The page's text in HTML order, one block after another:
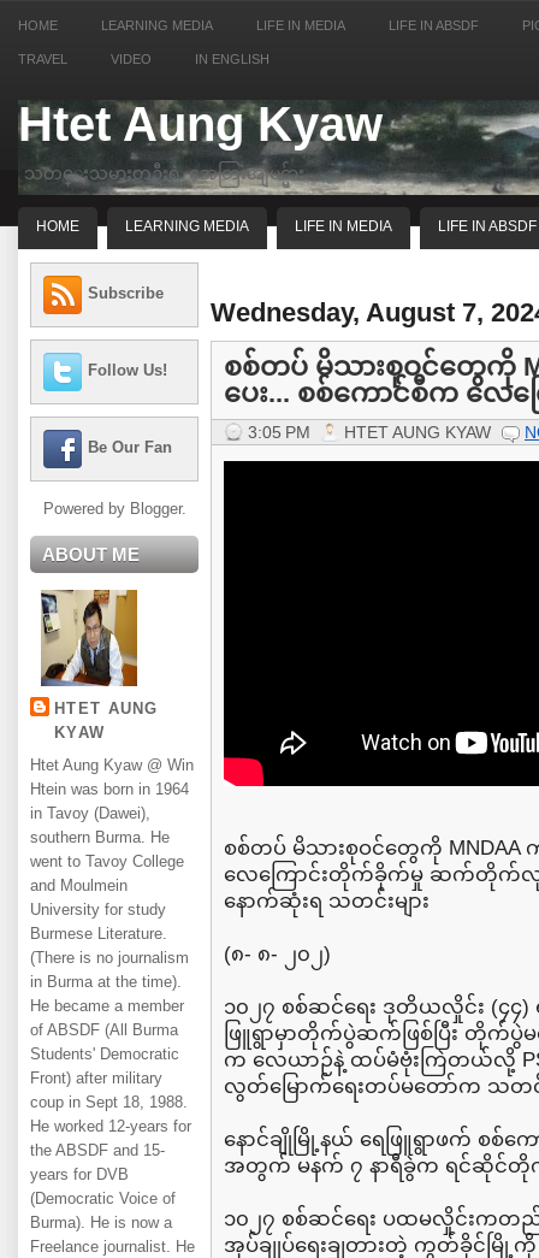
HOME LEARNING MEDIA LIFE IN MEDIA LIFE IN ABSDF
TRAVEL VIDEO IN ENGLISH
Htet Aung Kyaw
သတင္းသမားတဦးရဲ့ အေတြးအျမင္မ်ား
HOME LEARNING MEDIA LIFE IN MEDIA LIFE IN ABSDF
Subscribe
Follow Us!
Be Our Fan
Powered by Blogger.
ABOUT ME
HTET AUNG
KYAW
Htet Aung Kyaw @ Win
Htein was born in 1964
in Tavoy (Dawei),
southern Burma. He
went to Tavoy College
and Moulmein
University for study
Burmese Literature.
(There is no journalism
in Burma at the time).
He became a member
of ABSDF (All Burma
Students' Democratic
Front) after military
coup in Sept 18, 1988.
He worked 12-years for
the ABSDF and 15-
years for DVB
(Democratic Voice of
Burma). He is now a
Freelance journalist. He
Wednesday, August 7,
စစ်တပ် မိသားစုဝင်တွေကို
ပေး... စစ်ကောင်စီက လေက
3:05 PM HTET AUNG KYAW
စစ်တပ် မိသားစုဝင်တွေကို MNDAA
လေကြောင်းတိုက်ခိုက်မှု ဆက်တိုက်လု
နောက်ဆုံးရ သတင်းများ
(၈- ၈- ၂၀၂)
၁၀၂၇ စစ်ဆင်ရေး ဒုတိယလှိုင်း (၄၄)
ဖြူရွာမှာတိုက်ပွဲဆက်ဖြစ်ပြီး တိုက်
က လေယာဉ်နဲ့ ထပ်မံဗုံးကြဲတယ်လို့
လွတ်မြောက်ရေးတပ်မတော်က သတ
နောင်ချိုမြို့နယ် ရေဖြူရွာဖက် စစ်က
အတွက် မနက် ၇ နာရီခွဲက ရင်ဆိုင်တို
၁၀၂၇ စစ်ဆင်ရေး ပထမလှိုင်းကတည်
အုပ်ချုပ်ရေးချတားတဲ့ ကွတ်ခိုင်မြို့